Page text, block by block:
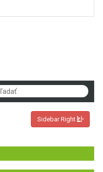
Sidebar Right